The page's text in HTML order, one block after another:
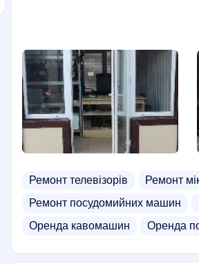
Ремонт телевізорів Ремонт
Ремонт посудомийних машин
Оренда кавомашин
Оренда